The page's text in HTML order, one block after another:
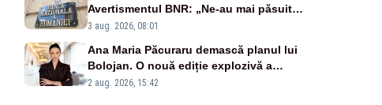
Avertismentul BNR: „Ne-au mai păsuit
pentru câteva luni”
3 aug. 2026, 08:01
Ana Maria Păcuraru demască planul lui
Bolojan. O nouă ediție explozivă a
emisiunii „Miza Zilei” la Realitatea PLUS
2 aug. 2026, 15:42